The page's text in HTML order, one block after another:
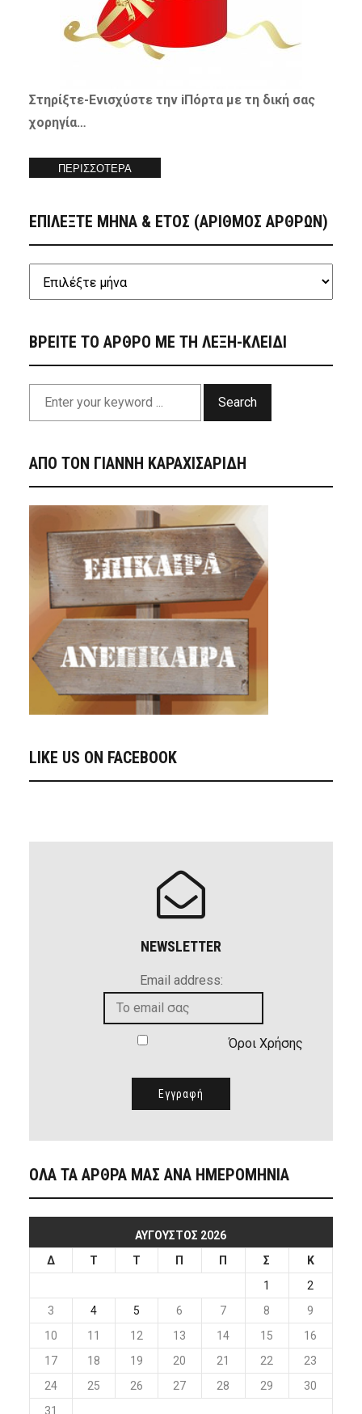
Στηρίξτε- Ενισχύστετην iΠόρτα με τη δική σας
χορηγία…
ΠΕΡΙΣΣΟΤΕΡΑ
ΕΠΙΛΕΞΤΕ ΜΗΝΑ & ΕΤΟΣ (ΑΡΙΘΜΟΣ ΑΡΘΡΩΝ)
ΒΡΕΙΤΕ ΤΟ ΑΡΘΡΟ ΜΕ ΤΗ ΛΕΞΗ-ΚΛΕΙΔΙ
Search
ΑΠΟ ΤΟΝ ΓΙΑΝΝΗ ΚΑΡΑΧΙΣΑΡΙΔΗ
LIKE US ON FACEBOOK
NEWSLETTER
Email address:
Όροι Χρήσης
ΟΛΑ ΤΑ ΑΡΘΡΑ ΜΑΣ ΑΝΑ ΗΜΕΡΟΜΗΝΙΑ
ΑΎΓΟΥΣΤΟΣ 2026
Δ
Τ Τ Π Π Σ
Κ
1
2
3
4 5 6 7 8
9
10
11 12 13 14 15
16
17
18 19 20 21 22
23
24
25 26 27 28 29
30
31